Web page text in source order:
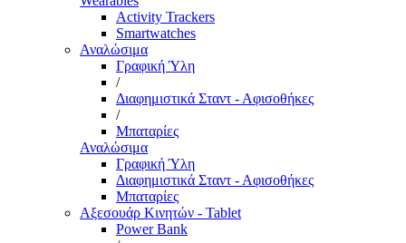
Activity Trackers
Smartwatches
Αναλώσιμα
Γραφική Ύλη
/
Διαφημιστικά Σταντ - Αφισοθήκες
/
Μπαταρίες
Αναλώσιμα
Γραφική Ύλη
Διαφημιστικά Σταντ - Αφισοθήκες
Μπαταρίες
Αξεσουάρ Κινητών - Tablet
Power Bank